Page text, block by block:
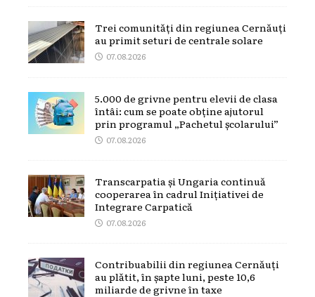
Trei comunități din regiunea Cernăuți
au primit seturi de centrale solare
07.08.2026
5.000 de grivne pentru elevii de clasa
întâi: cum se poate obține ajutorul
prin programul „Pachetul școlarului”
07.08.2026
Transcarpatia și Ungaria continuă
cooperarea în cadrul Inițiativei de
Integrare Carpatică
07.08.2026
Contribuabilii din regiunea Cernăuți
au plătit, în șapte luni, peste 10,6
miliarde de grivne în taxe